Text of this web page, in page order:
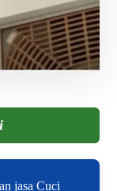
jasa Cuci